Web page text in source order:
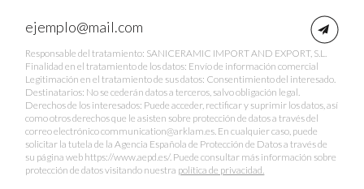
Responsable del tratamiento: SANICERAMIC IMPORT AND EXPORT, S.L.
Finalidad en el tratamiento de los datos: Envío de información comercial
Legitimación en el tratamiento de sus datos: Consentimiento del interesado.
Destinatarios: No se cederán datos a terceros, salvo obligación legal.
Derechos de los interesados: Puede acceder, rectificar y suprimir los datos, así
como otros derechos que le asisten sobre protección de datos a través del
correo electrónico communication@arklam.es. En cualquier caso, puede
solicitar la tutela de la Agencia Española de Protección de Datos a través de
su página web https://www.aepd.es/. Puede consultar más información sobre
protección de datos visitando nuestra política de privacidad.